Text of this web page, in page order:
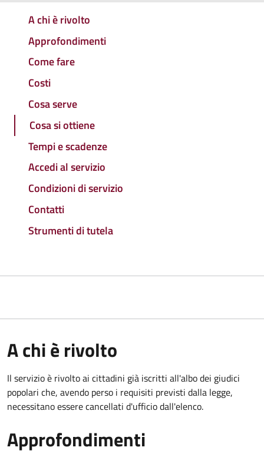
A chi è rivolto
Approfondimenti
Come fare
Costi
Cosa serve
Cosa si ottiene
Tempi e scadenze
Accedi al servizio
Condizioni di servizio
Contatti
Strumenti di tutela
A chi è rivolto
Il servizio è rivolto ai cittadini già iscritti all'albo dei giudici
popolari che, avendo perso i requisiti previsti dalla legge,
necessitano essere cancellati d'ufficio dall'elenco.
Approfondimenti